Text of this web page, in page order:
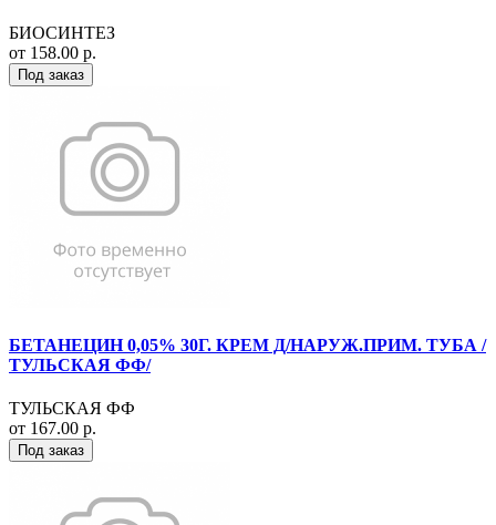
БИОСИНТЕЗ
от 158.00 р.
Под заказ
БЕТАНЕЦИН 0,05% 30Г. КРЕМ Д/НАРУЖ.ПРИМ. ТУБА /
ТУЛЬСКАЯ ФФ/
ТУЛЬСКАЯ ФФ
от 167.00 р.
Под заказ